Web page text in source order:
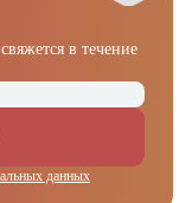
в течение
данных